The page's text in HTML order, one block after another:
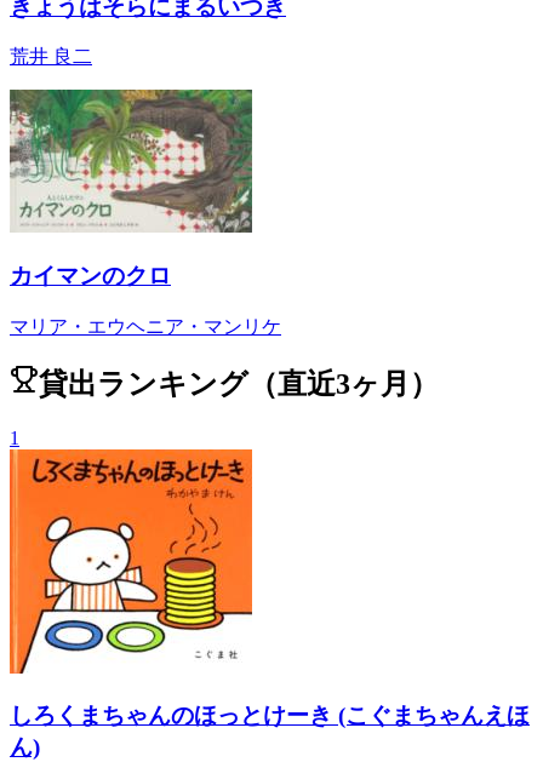
きょうはそらにまるいつき
荒井 良二
カイマンのクロ
マリア・エウヘニア・マンリケ
貸出ランキング（直近3ヶ月）
1
しろくまちゃんのほっとけーき (こぐまちゃんえほ
ん)